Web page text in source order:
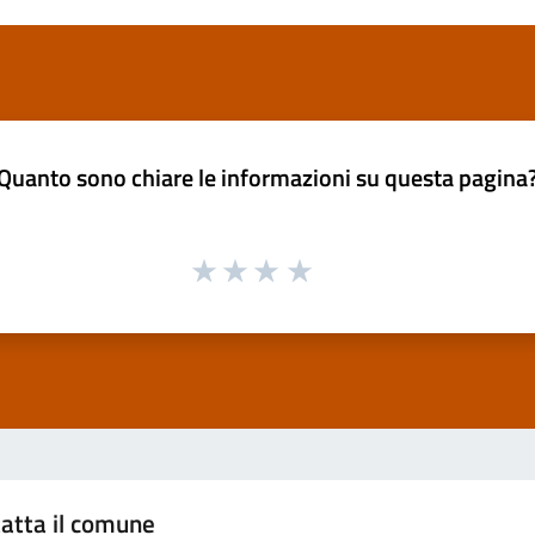
sono chiare le informazioni su questa
il comune